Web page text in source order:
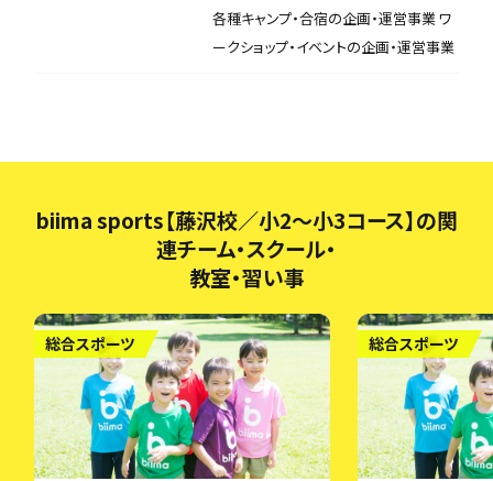
各種キャンプ・合宿の企画・運営事業 ワ
ークショップ・イベントの企画・運営事業
biima sports【藤沢校／小2〜小3コース】の関
連チーム・スクール・
教室・習い事
総合スポーツ 総合スポーツ